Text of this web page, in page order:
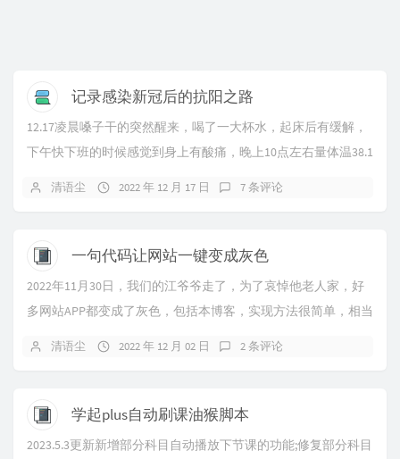
记录感染新冠后的抗阳之路
12.17凌晨嗓子干的突然醒来，喝了一大杯水，起床后有缓解，
下午快下班的时候感觉到身上有酸痛，晚上10点左右量体温38.1
清语尘 2022 年 12 月 17 日 7 条评论
一句代码让网站一键变成灰色
2022年11月30日，我们的江爷爷走了，为了哀悼他老人家，好
多网站APP都变成了灰色，包括本博客，实现方法很简单，相当
清语尘 2022 年 12 月 02 日 2 条评论
学起plus自动刷课油猴脚本
2023.5.3更新新增部分科目自动播放下节课的功能;修复部分科目